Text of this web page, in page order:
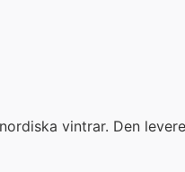
vintrar. Den